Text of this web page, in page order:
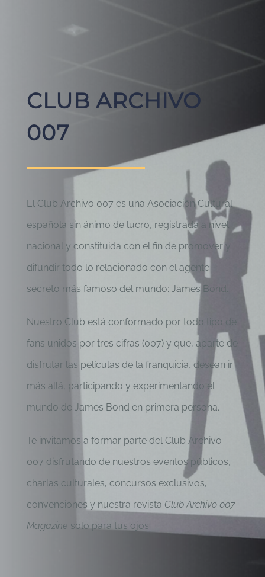
CLUB ARCHIVO
007
El Club Archivo 007 es una Asociación Cultural
española sin ánimo de lucro, registrada a nivel
nacional y constituida con el fin de promover y
difundir todo lo relacionado con el agente
secreto más famoso del mundo: James Bond.
Nuestro Club está conformado por todo tipo de
fans unidos por tres cifras (007) y que, aparte de
disfrutar las películas de la franquicia, desean ir
más allá, participando y experimentando el
mundo de James Bond en primera persona.
Te invitamos a formar parte del Club Archivo
007 disfrutando de nuestros eventos públicos,
charlas culturales, concursos exclusivos,
convenciones y nuestra revista Club Archivo 007
Magazine solo para tus ojos.